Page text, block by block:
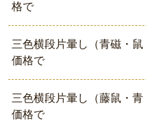
格で
三色横段片暈し（青磁・
価格で
三色横段片暈し（藤鼠・
価格で